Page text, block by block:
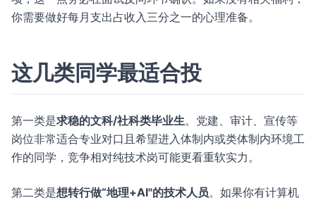
你需要做好每月支出占收入三分之一的心理准备。
这几类同学最适合投
第一类是求稳的文科/社科类毕业生。党建、审计、宣传等
岗位非常适合专业对口且希望进入体制内或类体制内环境工
作的同学，竞争相对纯技术岗可能更看重软实力。
第二类是想转行做“地理+AI"的技术人员。如果你有计算机